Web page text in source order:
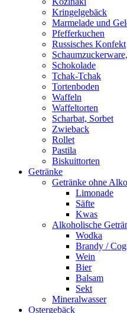
Kringelgebäck
Marmelade und
Pfefferkuchen
Russisches Konfekt
Schokolade
Tchak-Tchak
Tortenboden
Waffeln
Waffeltorten
Scharbat, Sorbet
Zwieback
Rollet
Pastila
Biskuittorten
Getränke
Getränke ohne
Limonade
Säfte
Kwas
Alkoholische
Wodka
Brandy /
Wein
Bier
Balsam
Sekt
Mineralwasser
Ostergebäck